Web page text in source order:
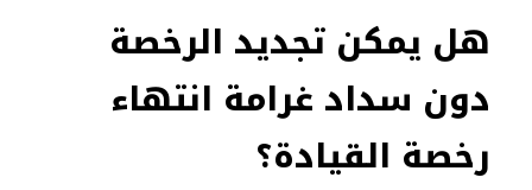
هل يمكن تجديد الرخصة
دون سداد غرامة انتهاء
رخصة القيادة؟